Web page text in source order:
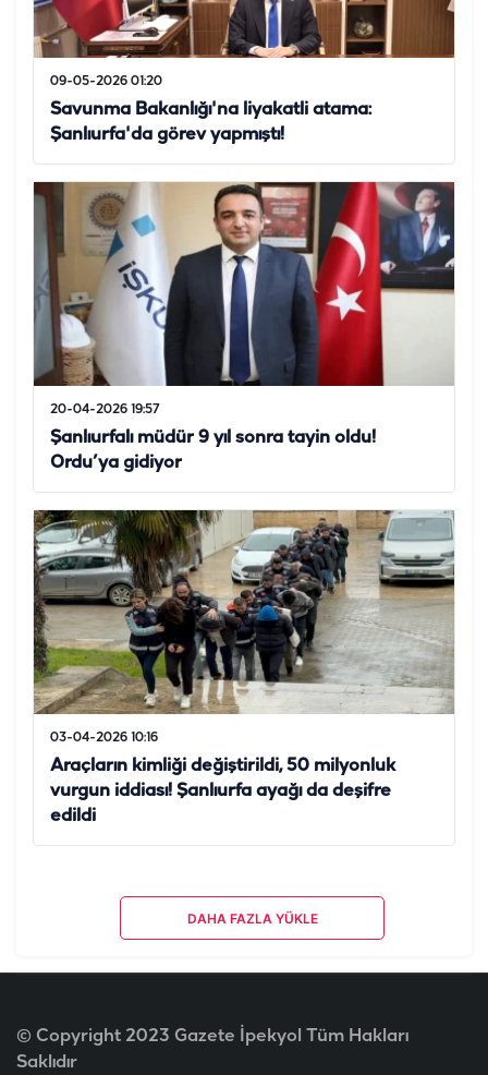
09-05-2026 01:20
Savunma Bakanlığı'na liyakatli atama:
Şanlıurfa'da görev yapmıştı!
20-04-2026 19:57
Şanlıurfalı müdür 9 yıl sonra tayin oldu!
Ordu’ya gidiyor
03-04-2026 10:16
Araçların kimliği değiştirildi, 50 milyonluk
vurgun iddiası! Şanlıurfa ayağı da deşifre
edildi
DAHA FAZLA YÜKLE
© Copyright 2023 Gazete İpekyol Tüm Hakları
Saklıdır